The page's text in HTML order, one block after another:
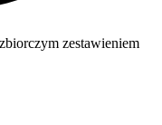
zestawieniem